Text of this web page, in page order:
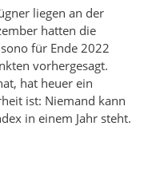
liegen an der
hatten die
für Ende 2022
vorhergesagt.
hat heuer ein
ist: Niemand kann
in einem Jahr steht.